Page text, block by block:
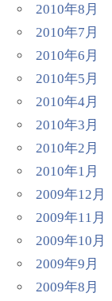
2010年8月
2010年7月
2010年6月
2010年5月
2010年4月
2010年3月
2010年2月
2010年1月
2009年12月
2009年11月
2009年10月
2009年9月
2009年8月